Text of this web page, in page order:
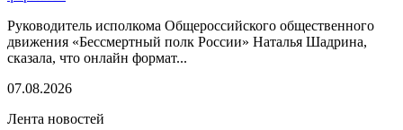
Руководитель исполкома Общероссийского общественного
движения «Бессмертный полк России» Наталья Шадрина,
сказала, что онлайн формат...
07.08.2026
Лента новостей